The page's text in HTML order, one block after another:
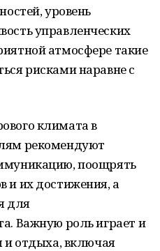
уровень
управленческих
атмосфере такие
рисками наравне с
климата в
рекомендуют
поощрять
и их достижения, а
для
Важную роль играет и
и отдыха, включая